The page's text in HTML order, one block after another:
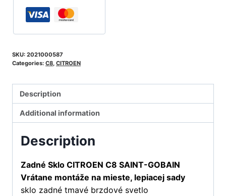
SKU: 2021000587
Categories: C8 CITROEN
Description
Additional information
Description
Zadné Sklo CITROEN C8 SAINT-GOBAIN
Vrátane montáže na mieste, lepiacej sady
sklo zadné tmavé brzdové svetlo